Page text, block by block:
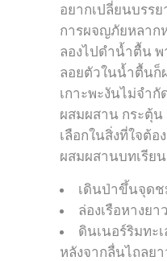
อยากเปลี่ยนบรร
การผจญภัยหลาก
ลองไปดำน้ำตื้น พ
ลอยตัวในน้ำตื้นก็
เกาะพะงันไม่จำ
ผสมผสาน กระตุ้
เลือกในสิ่งที่ใจต้อ
ผสมผสานบทเรีย
เดินป่าขึ้นจุดช
ล่องเรือหางย
ดินเนอร์ริมทะ
หลังจากลื่นไถลยา